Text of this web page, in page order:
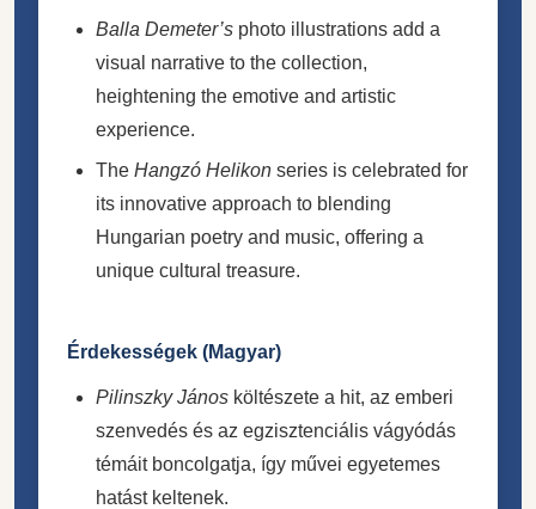
Balla Demeter’s photo illustrations add a
visual narrative to the collection,
heightening the emotive and artistic
experience.
The Hangzó Helikon series is celebrated for
its innovative approach to blending
Hungarian poetry and music, offering a
unique cultural treasure.
Érdekességek (Magyar)
Pilinszky János költészete a hit, az emberi
szenvedés és az egzisztenciális vágyódás
témáit boncolgatja, így művei egyetemes
hatást keltenek.